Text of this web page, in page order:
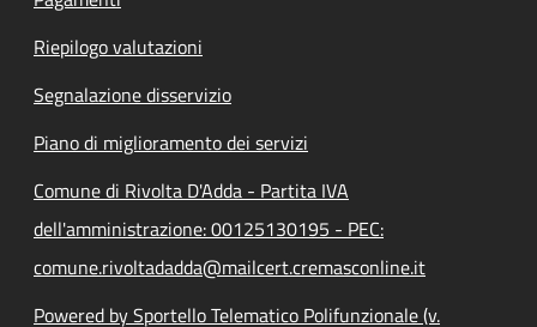
Riepilogo valutazioni
Segnalazione disservizio
Piano di miglioramento dei servizi
Comune di Rivolta D'Adda - Partita IVA
dell'amministrazione: 00125130195 - PEC:
comune.rivoltadadda@mailcert.cremasconline.it
Powered by Sportello Telematico Polifunzionale (v.